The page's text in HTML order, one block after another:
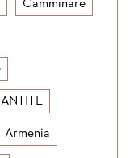
Camminare
Armenia